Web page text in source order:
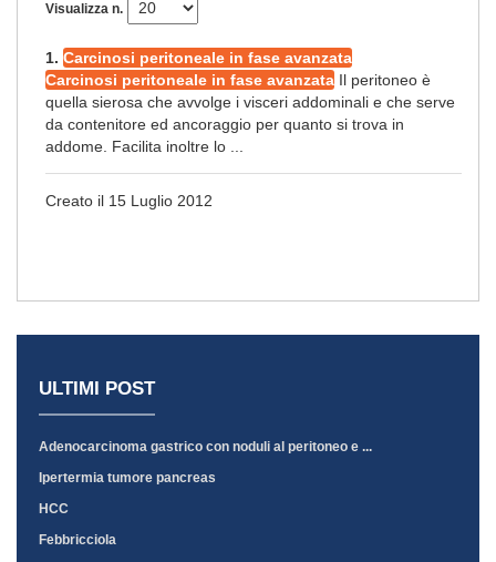
Visualizza n.
1. Carcinosi peritoneale in fase avanzata
Carcinosi peritoneale in fase avanzata Il peritoneo è
quella sierosa che avvolge i visceri addominali e che serve
da contenitore ed ancoraggio per quanto si trova in
addome. Facilita inoltre lo ...
Creato il 15 Luglio 2012
ULTIMI POST
Adenocarcinoma gastrico con noduli al peritoneo e ...
Ipertermia tumore pancreas
HCC
Febbricciola